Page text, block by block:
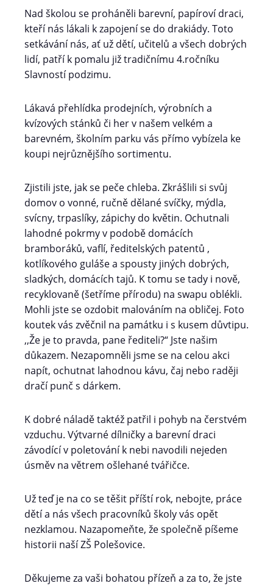
Nad školou se proháněli barevní, papíroví draci,
kteří nás lákali k zapojení se do drakiády. Toto
setkávání nás, ať už dětí, učitelů a všech dobrých
lidí, patří k pomalu již tradičnímu 4.ročníku
Slavností podzimu.
Lákavá přehlídka prodejních, výrobních a
kvízových stánků či her v našem velkém a
barevném, školním parku vás přímo vybízela ke
koupi nejrůznějšího sortimentu.
Zjistili jste, jak se peče chleba. Zkrášlili si svůj
domov o vonné, ručně dělané svíčky, mýdla,
svícny, trpaslíky, zápichy do květin. Ochutnali
lahodné pokrmy v podobě domácích
bramboráků, vaflí, ředitelských patentů ,
kotlíkového guláše a spousty jiných dobrých,
sladkých, domácích tajů. K tomu se tady i nově,
recyklovaně (šetříme přírodu) na swapu oblékli.
Mohli jste se ozdobit malováním na obličej. Foto
koutek vás zvěčnil na památku i s kusem důvtipu.
,,Že je to pravda, pane řediteli?“ Jste našim
důkazem. Nezapomněli jsme se na celou akci
napít, ochutnat lahodnou kávu, čaj nebo raději
dračí punč s dárkem.
K dobré náladě taktéž patřil i pohyb na čerstvém
vzduchu. Výtvarné dílničky a barevní draci
závodící v poletování k nebi navodili nejeden
úsměv na větrem ošlehané tvářičce.
Už teď je na co se těšit příští rok, nebojte, práce
dětí a nás všech pracovníků školy vás opět
nezklamou. Nazapomeňte, že společně píšeme
historii naší ZŠ Polešovice.
Děkujeme za vaši bohatou přízeň a za to, že jste